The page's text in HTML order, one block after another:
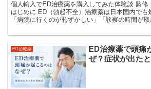
個人輸入でED治療薬を購入してみた体験談 監修
はじめに ED（勃起不全）治療薬は日本国内でも
「病院に行くのが恥ずかしい」「診察の時間が
ED治療薬
ED治療薬で頭痛
ぜ？症状が出た